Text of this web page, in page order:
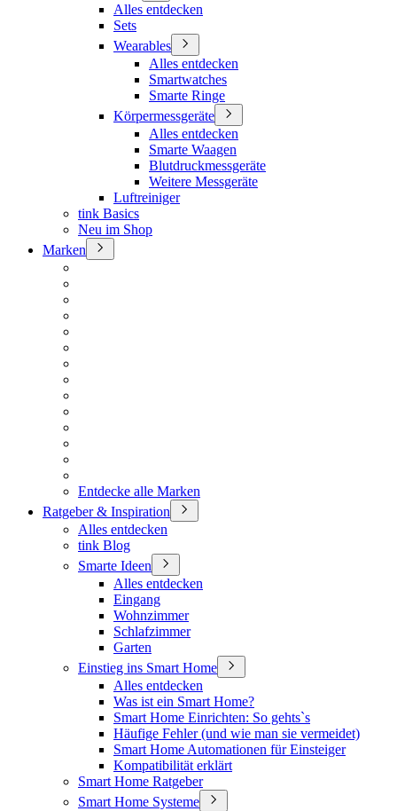
Alles entdecken
Sets
Wearables
Alles entdecken
Smartwatches
Smarte Ringe
Körpermessgeräte
Alles entdecken
Smarte Waagen
Blutdruckmessgeräte
Weitere Messgeräte
Luftreiniger
tink Basics
Neu im Shop
Marken
Entdecke alle Marken
Ratgeber & Inspiration
Alles entdecken
tink Blog
Smarte Ideen
Alles entdecken
Eingang
Wohnzimmer
Schlafzimmer
Garten
Einstieg ins Smart Home
Alles entdecken
Was ist ein Smart Home?
Smart Home Einrichten: So gehts`s
Häufige Fehler (und wie man sie vermeidet)
Smart Home Automationen für Einsteiger
Kompatibilität erklärt
Smart Home Ratgeber
Smart Home Systeme